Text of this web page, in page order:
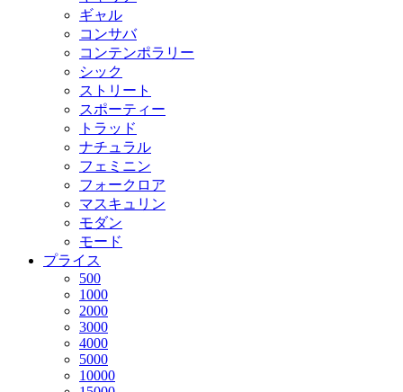
ギャル
コンサバ
コンテンポラリー
シック
ストリート
スポーティー
トラッド
ナチュラル
フェミニン
フォークロア
マスキュリン
モダン
モード
プライス
500
1000
2000
3000
4000
5000
10000